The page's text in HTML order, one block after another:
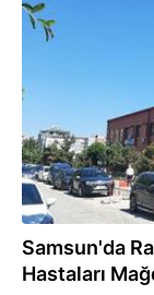
26.06.2023
Samsun'da
Hastaları